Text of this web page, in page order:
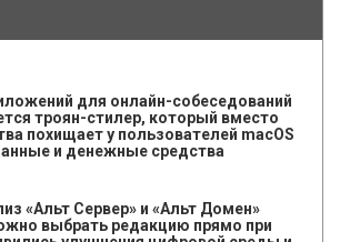
для онлайн-собеседований
троян-стилер, который вместо
похищает у пользователей macOS
и денежные средства
«Альт Сервер» и «Альт Домен»
выбрать редакцию прямо при